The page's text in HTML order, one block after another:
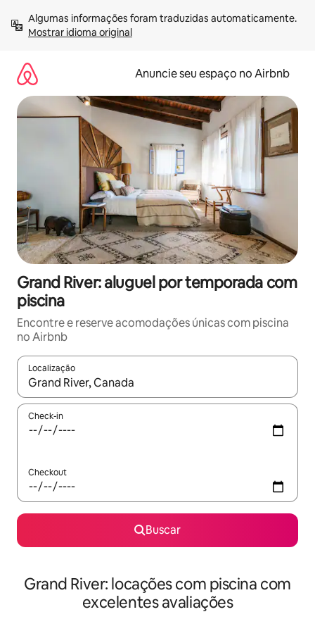
para
Mostrar idioma original
Anuncie seu espaço no Airbnb
Grand River: aluguel por temporada com
piscina
Encontre e reserve acomodações únicas com piscina
no Airbnb
Localização
Quando os resultados estiverem disponíveis, explore-os
Check-in
Checkout
Buscar
Grand River: locações com piscina com
excelentes avaliações